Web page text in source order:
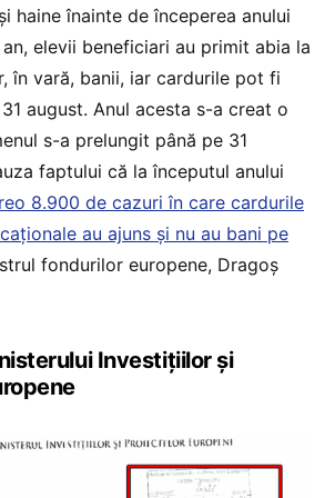
haine înainte de începerea anului
elevii beneficiari au primit abia la
în vară, banii, iar cardurile pot fi
august. Anul acesta s-a creat o
s-a prelungit până pe 31
faptului că la începutul anului
8.900 de cazuri în care cardurile
au ajuns şi nu au bani pe
fondurilor europene, Dragoș
Investițiilor și